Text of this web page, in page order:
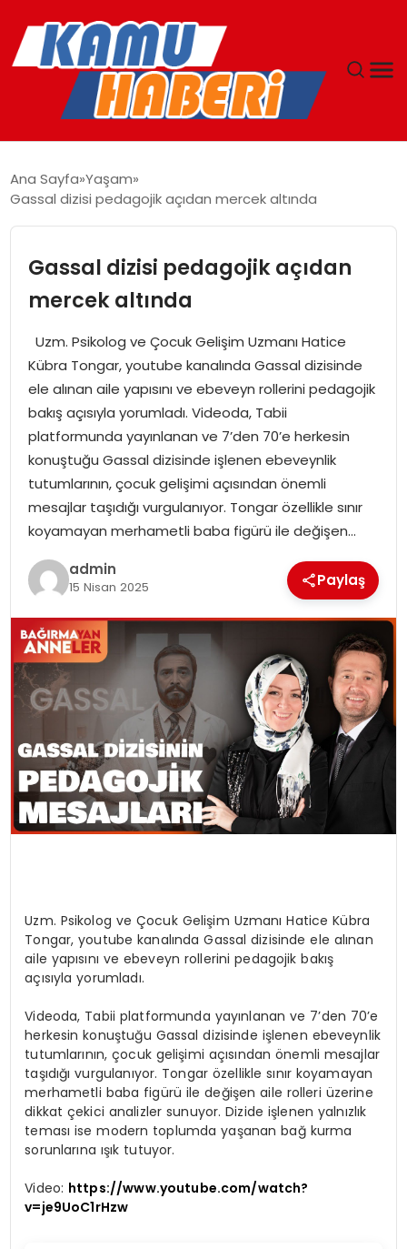
GÜNCEL
MAGAZIN
EKONOMI
SPOR
TEKNOLOJI
EĞITIM
GENEL
Ana Sayfa Yaşam
Gassal dizisi pedagojik açıdan mercek altında
Gassal dizisi pedagojik açıdan
mercek altında
Uzm. Psikolog ve Çocuk Gelişim Uzmanı Hatice
Kübra Tongar, youtube kanalında Gassal dizisinde
ele alınan aile yapısını ve ebeveyn rollerini pedagojik
bakış açısıyla yorumladı. Videoda, Tabii
platformunda yayınlanan ve 7’den 70’e herkesin
konuştuğu Gassal dizisinde işlenen ebeveynlik
tutumlarının, çocuk gelişimi açısından önemli
mesajlar taşıdığı vurgulanıyor. Tongar özellikle sınır
koyamayan merhametli baba figürü ile değişen…
admin
15 Nisan 2025 Paylaş
Uzm. Psikolog ve Çocuk Gelişim Uzmanı Hatice Kübra
Tongar, youtube kanalında Gassal dizisinde ele alınan
aile yapısını ve ebeveyn rollerini pedagojik bakış
açısıyla yorumladı.
Videoda, Tabii platformunda yayınlanan ve 7’den 70’e
herkesin konuştuğu Gassal dizisinde işlenen ebeveynlik
tutumlarının, çocuk gelişimi açısından önemli mesajlar
taşıdığı vurgulanıyor. Tongar özellikle sınır koyamayan
merhametli baba figürü ile değişen aile rolleri üzerine
dikkat çekici analizler sunuyor. Dizide işlenen yalnızlık
teması ise modern toplumda yaşanan bağ kurma
sorunlarına ışık tutuyor.
Video: https://www.youtube.com/watch?
v=je9UoC1rHzw